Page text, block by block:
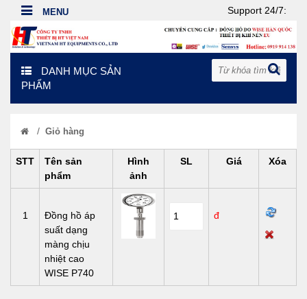
Support 24/7:
DANH MỤC SẢN
PHẨM
/ Giỏ hàng
STT
Tên sản
phẩm
Hình
ảnh
SL Giá Xóa
1
Đồng hồ áp
suất dạng
màng chịu
nhiệt cao
WISE P740
đ